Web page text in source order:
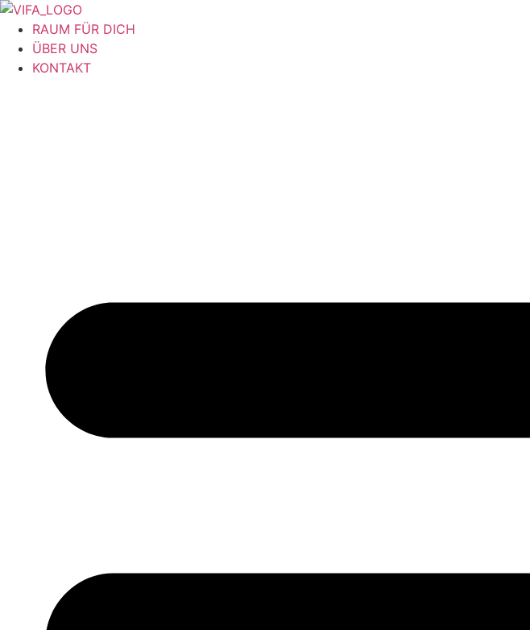
RAUM FÜR DICH
ÜBER UNS
KONTAKT